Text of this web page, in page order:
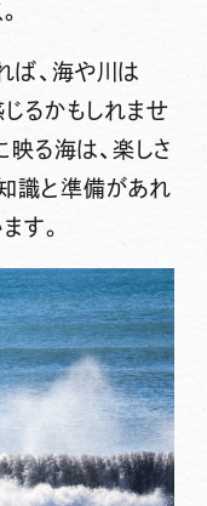
ば、海や川は
るかもしれませ
映る海は、楽しさ
識と準備があれ
す。